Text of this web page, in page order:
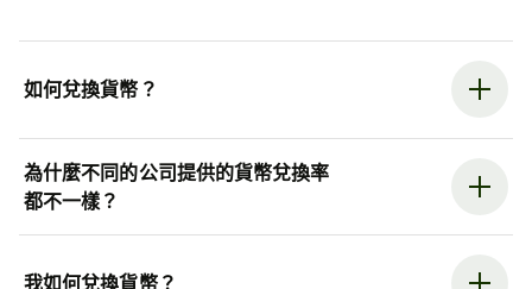
如何兌換貨幣？
為什麼不同的公司提供的貨幣兌換率
都不一樣？
我如何兌換貨幣？